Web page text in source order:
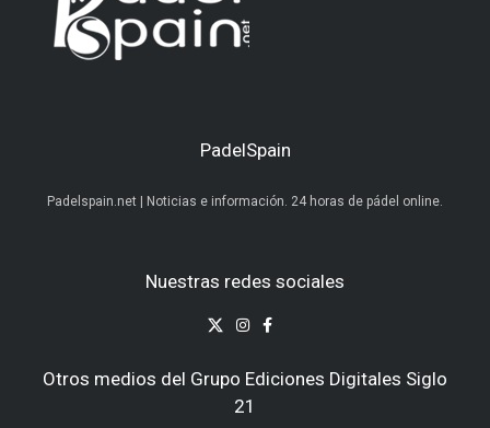
PadelSpain
Padelspain.net | Noticias e información. 24 horas de pádel online.
Nuestras redes sociales
Otros medios del Grupo Ediciones Digitales Siglo
21